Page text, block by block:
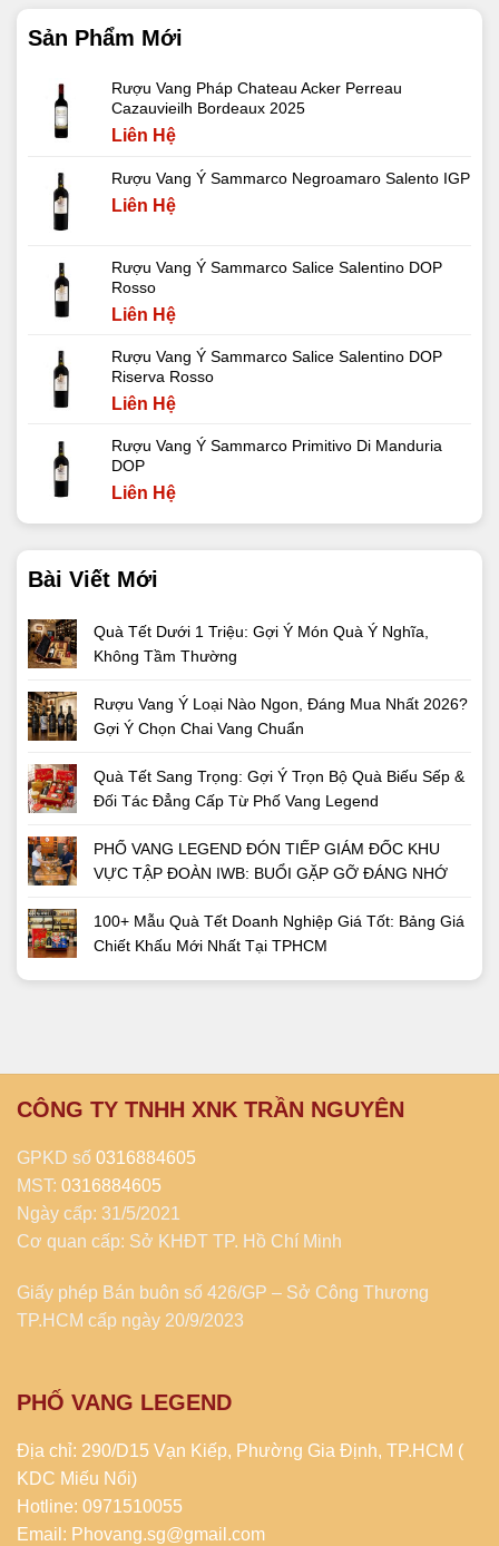
Sản Phẩm Mới
Rượu Vang Pháp Chateau Acker Perreau
Cazauvieilh Bordeaux 2025
Liên Hệ
Rượu Vang Ý Sammarco Negroamaro Salento IGP
Liên Hệ
Rượu Vang Ý Sammarco Salice Salentino DOP
Rosso
Liên Hệ
Rượu Vang Ý Sammarco Salice Salentino DOP
Riserva Rosso
Liên Hệ
Rượu Vang Ý Sammarco Primitivo Di Manduria
DOP
Liên Hệ
Bài Viết Mới
Quà Tết Dưới 1 Triệu: Gợi Ý Món Quà Ý Nghĩa,
Không Tầm Thường
Rượu Vang Ý Loại Nào Ngon, Đáng Mua Nhất 2026?
Gợi Ý Chọn Chai Vang Chuẩn
Quà Tết Sang Trọng: Gợi Ý Trọn Bộ Quà Biếu Sếp &
Đối Tác Đẳng Cấp Từ Phố Vang Legend
PHỐ VANG LEGEND ĐÓN TIẾP GIÁM ĐỐC KHU
VỰC TẬP ĐOÀN IWB: BUỔI GẶP GỠ ĐÁNG NHỚ
100+ Mẫu Quà Tết Doanh Nghiệp Giá Tốt: Bảng Giá
Chiết Khấu Mới Nhất Tại TPHCM
CÔNG TY TNHH XNK TRẦN NGUYÊN
GPKD số 0316884605
MST: 0316884605
Ngày cấp: 31/5/2021
Cơ quan cấp: Sở KHĐT TP. Hồ Chí Minh
Giấy phép Bán buôn số 426/GP – Sở Công Thương
TP.HCM cấp ngày 20/9/2023
PHỐ VANG LEGEND
Địa chỉ: 290/D15 Vạn Kiếp, Phường Gia Định, TP.HCM (
KDC Miếu Nổi)
Hotline: 0971510055
Email: Phovang.sg@gmail.com